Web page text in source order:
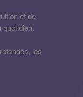
et de
quotidien.
les